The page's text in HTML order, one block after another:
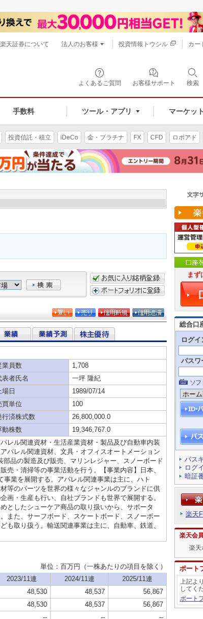
よくあるご質問 お客様サポート 検索
手数料 ツール・アプリ マーケッ
楽天証券について 法人のお客様 投資情報トウシル カー
投資信託・積立 iDeCo 金・プラチナ FX CFD ロボアド
まず
総合口
ログイ
パスワ
ソフ
パス
ログ
暗証
楽天
楽天会
楽天
ポート
上記よ
してく
ポート